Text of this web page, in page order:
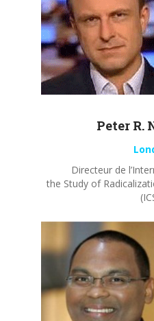
Peter R.
Directeur de
the Study of